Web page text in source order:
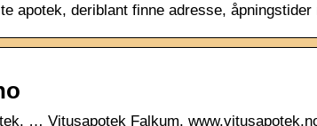
apotek, deriblant finne adresse,
… Vitusapotek Falkum.